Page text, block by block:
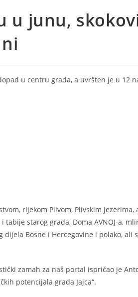
u junu,
u centru grada, a uvršten je u 12
rijekom Plivom, Plivskim jezerima,
starog grada, Doma AVNOJ-a,
Bosne i Hercegovine i polako, ali
zamah za naš portal ispričao je
potencijala grada Jajca“.